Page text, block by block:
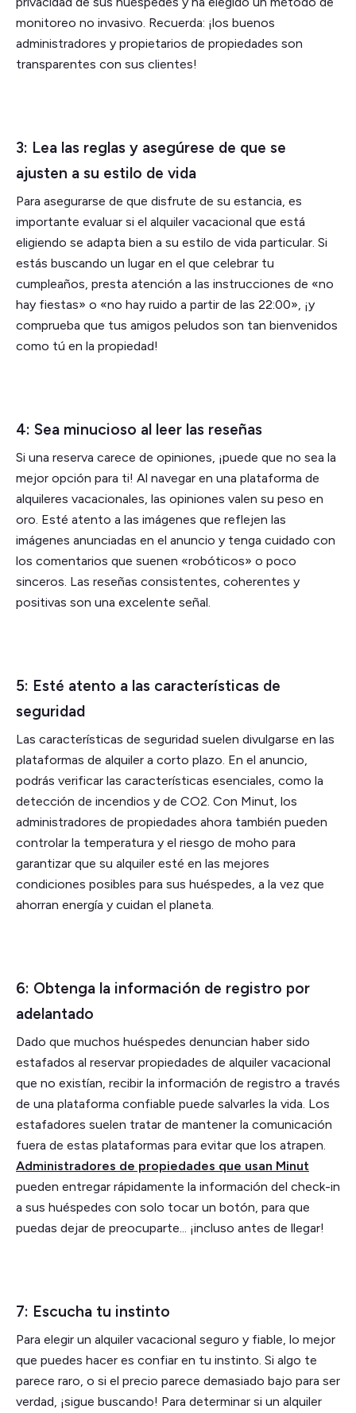
monitoreo no invasivo. Recuerda: ¡los buenos
administradores y propietarios de propiedades son
transparentes con sus clientes!
3: Lea las reglas y asegúrese de que se
ajusten a su estilo de vida
Para asegurarse de que disfrute de su estancia, es
importante evaluar si el alquiler vacacional que está
eligiendo se adapta bien a su estilo de vida particular. Si
estás buscando un lugar en el que celebrar tu
cumpleaños, presta atención a las instrucciones de «no
hay fiestas» o «no hay ruido a partir de las 22:00», ¡y
comprueba que tus amigos peludos son tan bienvenidos
como tú en la propiedad!
4: Sea minucioso al leer las reseñas
Si una reserva carece de opiniones, ¡puede que no sea la
mejor opción para ti! Al navegar en una plataforma de
alquileres vacacionales, las opiniones valen su peso en
oro. Esté atento a las imágenes que reflejen las
imágenes anunciadas en el anuncio y tenga cuidado con
los comentarios que suenen «robóticos» o poco
sinceros. Las reseñas consistentes, coherentes y
positivas son una excelente señal.
5: Esté atento a las características de
seguridad
Las características de seguridad suelen divulgarse en las
plataformas de alquiler a corto plazo. En el anuncio,
podrás verificar las características esenciales, como la
detección de incendios y de CO2. Con Minut, los
administradores de propiedades ahora también pueden
controlar la temperatura y el riesgo de moho para
garantizar que su alquiler esté en las mejores
condiciones posibles para sus huéspedes, a la vez que
ahorran energía y cuidan el planeta.
6: Obtenga la información de registro por
adelantado
Dado que muchos huéspedes denuncian haber sido
estafados al reservar propiedades de alquiler vacacional
que no existían, recibir la información de registro a través
de una plataforma confiable puede salvarles la vida. Los
estafadores suelen tratar de mantener la comunicación
fuera de estas plataformas para evitar que los atrapen.
Administradores de propiedades que usan Minut
pueden entregar rápidamente la información del check-in
a sus huéspedes con solo tocar un botón, para que
puedas dejar de preocuparte... ¡incluso antes de llegar!
7: Escucha tu instinto
Para elegir un alquiler vacacional seguro y fiable, lo mejor
que puedes hacer es confiar en tu instinto. Si algo te
parece raro, o si el precio parece demasiado bajo para ser
verdad, ¡sigue buscando! Para determinar si un alquiler